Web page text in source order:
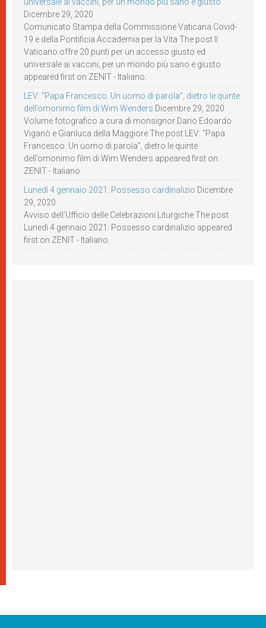
Dicembre 29, 2020
Comunicato Stampa della Commissione Vaticana Covid-
19 e della Pontificia Accademia per la Vita The post Il
Vaticano offre 20 punti per un accesso giusto ed
universale ai vaccini, per un mondo più sano e giusto
appeared first on ZENIT - Italiano.
LEV: “Papa Francesco. Un uomo di parola”, dietro le quinte
dell’omonimo film di Wim Wenders Dicembre 29, 2020
Volume fotografico a cura di monsignor Dario Edoardo
Viganò e Gianluca della Maggiore The post LEV: “Papa
Francesco. Un uomo di parola”, dietro le quinte
dell’omonimo film di Wim Wenders appeared first on
ZENIT - Italiano.
Lunedì 4 gennaio 2021: Possesso cardinalizio Dicembre
29, 2020
Avviso dell’Ufficio delle Celebrazioni Liturgiche The post
Lunedì 4 gennaio 2021: Possesso cardinalizio appeared
first on ZENIT - Italiano.